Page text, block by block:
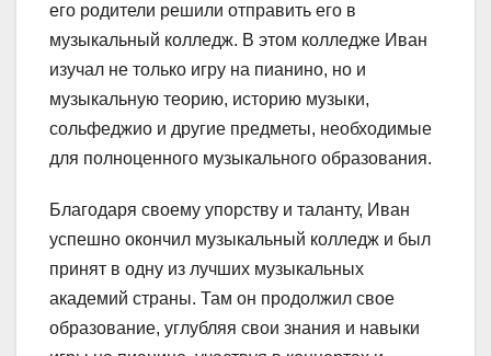
его родители решили отправить его в
музыкальный колледж. В этом колледже Иван
изучал не только игру на пианино, но и
музыкальную теорию, историю музыки,
сольфеджио и другие предметы, необходимые
для полноценного музыкального образования.
Благодаря своему упорству и таланту, Иван
успешно окончил музыкальный колледж и был
принят в одну из лучших музыкальных
академий страны. Там он продолжил свое
образование, углубляя свои знания и навыки